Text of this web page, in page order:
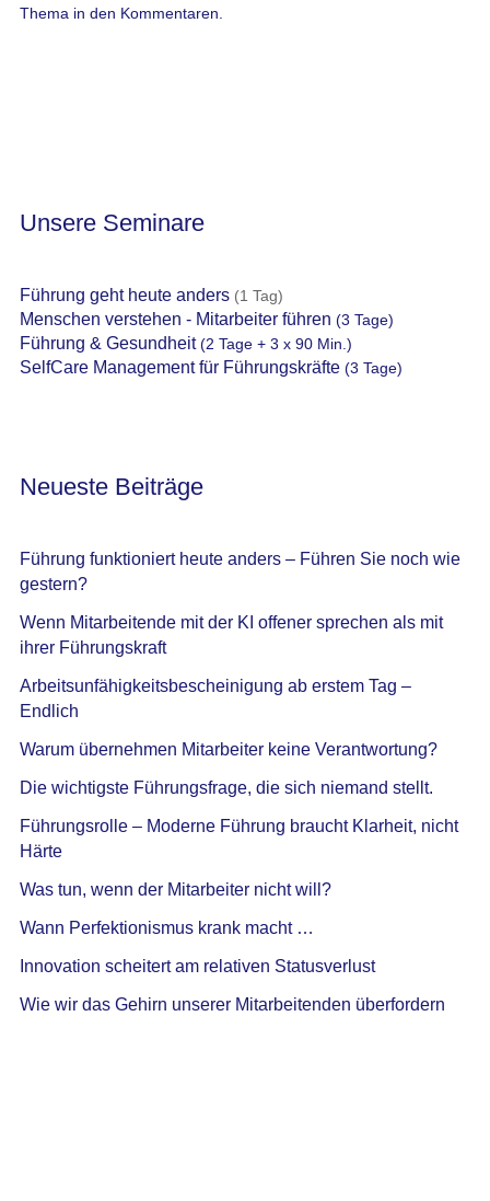
Thema in den Kommentaren.
Unsere Seminare
Führung geht heute anders(1 Tag)
Menschen verstehen - Mitarbeiter führen (3 Tage)
Führung & Gesundheit(2 Tage + 3 x 90 Min.)
SelfCare Management für Führungskräfte(3 Tage)
Neueste Beiträge
Führung funktioniert heute anders – Führen Sie noch wie
gestern?
Wenn Mitarbeitende mit der KI offener sprechen als mit
ihrer Führungskraft
Arbeitsunfähigkeitsbescheinigung ab erstem Tag –
Endlich
Warum übernehmen Mitarbeiter keine Verantwortung?
Die wichtigste Führungsfrage, die sich niemand stellt.
Führungsrolle – Moderne Führung braucht Klarheit, nicht
Härte
Was tun, wenn der Mitarbeiter nicht will?
Wann Perfektionismus krank macht …
Innovation scheitert am relativen Statusverlust
Wie wir das Gehirn unserer Mitarbeitenden überfordern